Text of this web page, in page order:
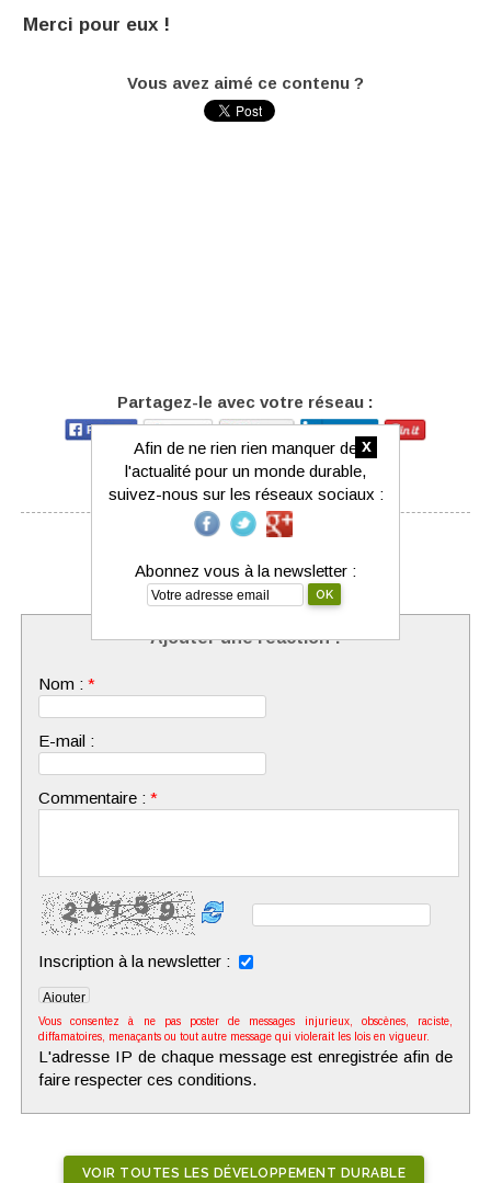
Merci pour eux !
Vous avez aimé ce contenu ?
Partagez-le avec votre réseau :
Ajouter une réaction :
Nom : *
E-mail :
Commentaire : *
Inscription à la newsletter :
Vous consentez à ne pas poster de messages injurieux, obscènes, raciste,
diffamatoires, menaçants ou tout autre message qui violerait les lois en vigueur.
L'adresse IP de chaque message est enregistrée afin de
faire respecter ces conditions.
VOIR TOUTES LES DÉVELOPPEMENT DURABLE
x
Afin de ne rien rien manquer de
l'actualité pour un monde durable,
suivez-nous sur les réseaux sociaux :
Abonnez vous à la newsletter :